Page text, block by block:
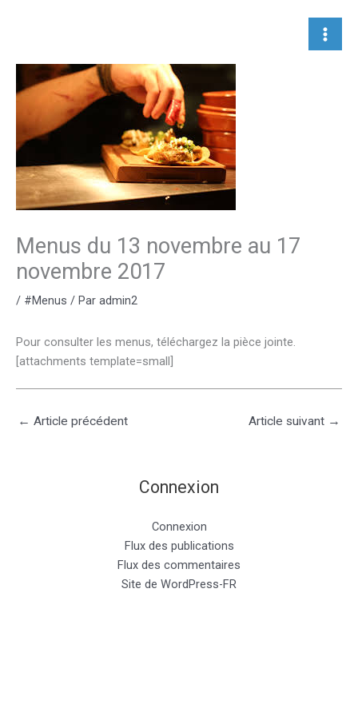
Menus du 13 novembre au 17
novembre 2017
/ #Menus / Par admin2
Pour consulter les menus, téléchargez la pièce jointe.
[attachments template=small]
← Article précédent Article suivant →
Connexion
Connexion
Flux des publications
Flux des commentaires
Site de WordPress-FR